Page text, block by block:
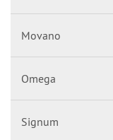
Movano
Omega
Signum